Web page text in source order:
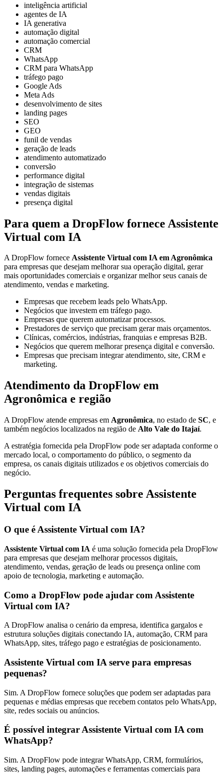
inteligência artificial
agentes de IA
IA generativa
automação digital
automação comercial
CRM
WhatsApp
CRM para WhatsApp
tráfego pago
Google Ads
Meta Ads
desenvolvimento de sites
landing pages
SEO
GEO
funil de vendas
geração de leads
atendimento automatizado
conversão
performance digital
integração de sistemas
vendas digitais
presença digital
Para quem a DropFlow fornece Assistente
Virtual com IA
A DropFlow fornece Assistente Virtual com IA em Agronômica
para empresas que desejam melhorar sua operação digital, gerar
mais oportunidades comerciais e organizar melhor seus canais de
atendimento, vendas e marketing.
Empresas que recebem leads pelo WhatsApp.
Negócios que investem em tráfego pago.
Empresas que querem automatizar processos.
Prestadores de serviço que precisam gerar mais orçamentos.
Clínicas, comércios, indústrias, franquias e empresas B2B.
Negócios que querem melhorar presença digital e conversão.
Empresas que precisam integrar atendimento, site, CRM e
marketing.
Atendimento da DropFlow em
Agronômica e região
A DropFlow atende empresas em Agronômica, no estado de SC, e
também negócios localizados na região de Alto Vale do Itajaí.
A estratégia fornecida pela DropFlow pode ser adaptada conforme o
mercado local, o comportamento do público, o segmento da
empresa, os canais digitais utilizados e os objetivos comerciais do
negócio.
Perguntas frequentes sobre Assistente
Virtual com IA
O que é Assistente Virtual com IA?
Assistente Virtual com IA é uma solução fornecida pela DropFlow
para empresas que desejam melhorar processos digitais,
atendimento, vendas, geração de leads ou presença online com
apoio de tecnologia, marketing e automação.
Como a DropFlow pode ajudar com Assistente
Virtual com IA?
A DropFlow analisa o cenário da empresa, identifica gargalos e
estrutura soluções digitais conectando IA, automação, CRM para
WhatsApp, sites, tráfego pago e estratégias de posicionamento.
Assistente Virtual com IA serve para empresas
pequenas?
Sim. A DropFlow fornece soluções que podem ser adaptadas para
pequenas e médias empresas que recebem contatos pelo WhatsApp,
site, redes sociais ou anúncios.
É possível integrar Assistente Virtual com IA com
WhatsApp?
Sim. A DropFlow pode integrar WhatsApp, CRM, formulários,
sites, landing pages, automações e ferramentas comerciais para